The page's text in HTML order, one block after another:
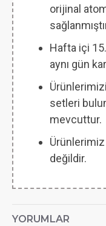
orijinal
Hafta içi
aynı gün
setleri
mevcuttur.
Ürünlerimiz
değildir.
YORUMLAR